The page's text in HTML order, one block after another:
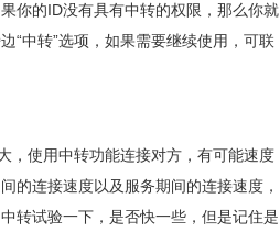
你的ID没有具有中转的权限，那么你就
“中转”选项，如果需要继续使用，可联
，使用中转功能连接对方，有可能速度
的连接速度以及服务期间的连接速度，
转试验一下，是否快一些，但是记住是